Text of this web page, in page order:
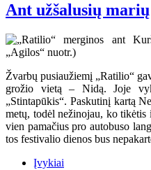
Ant užšalusių marių
Žvarbų pusiaužiemį „Ratilio“
grožio vietą – Nidą. Joje
„Stintapūkis“. Paskutinį kartą
metų, todėl nežinojau, ko tikėtis
vien pamačius pro autobuso
tos festivalio dienos bus
Įvykiai